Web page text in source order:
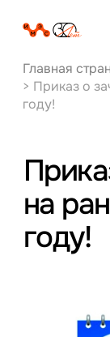
Главная
> Приказ о
году!
на
году!